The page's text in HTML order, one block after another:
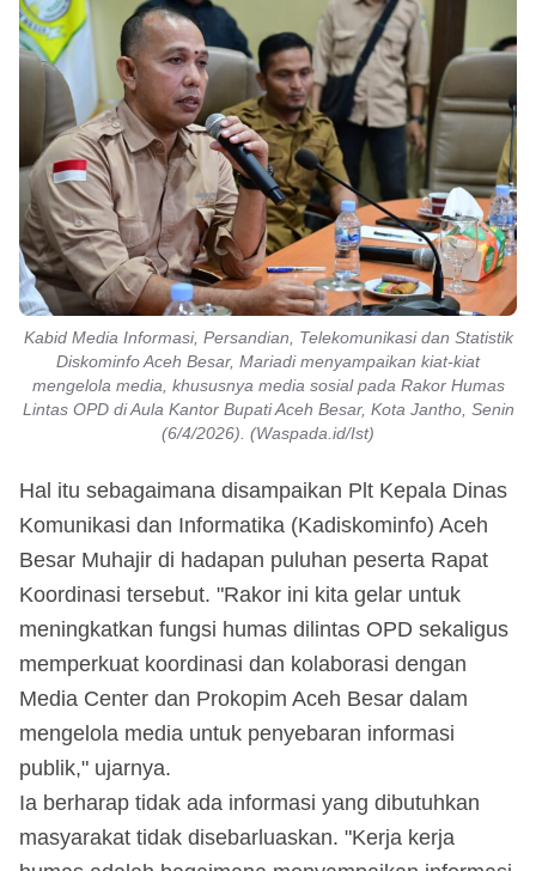
Kabid Media Informasi, Persandian, Telekomunikasi dan Statistik
Diskominfo Aceh Besar, Mariadi menyampaikan kiat-kiat
mengelola media, khususnya media sosial pada Rakor Humas
Lintas OPD di Aula Kantor Bupati Aceh Besar, Kota Jantho, Senin
(6/4/2026). (Waspada.id/Ist)
Hal itu sebagaimana disampaikan Plt Kepala Dinas
Komunikasi dan Informatika (Kadiskominfo) Aceh
Besar Muhajir di hadapan puluhan peserta Rapat
Koordinasi tersebut. "Rakor ini kita gelar untuk
meningkatkan fungsi humas dilintas OPD sekaligus
memperkuat koordinasi dan kolaborasi dengan
Media Center dan Prokopim Aceh Besar dalam
mengelola media untuk penyebaran informasi
publik," ujarnya.
Ia berharap tidak ada informasi yang dibutuhkan
masyarakat tidak disebarluaskan. "Kerja kerja